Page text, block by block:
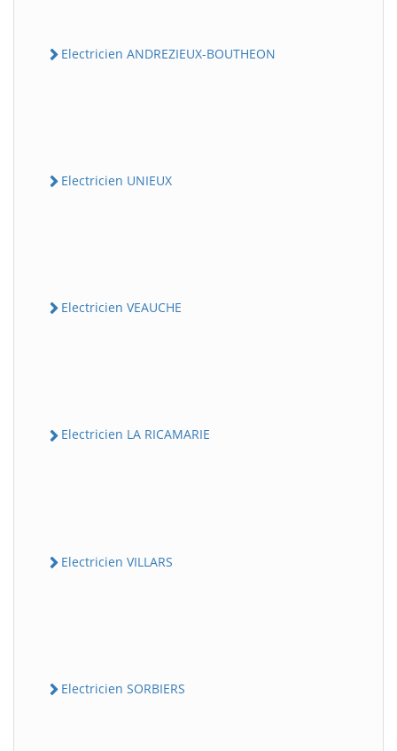
Electricien ANDREZIEUX-BOUTHEON
Electricien UNIEUX
Electricien VEAUCHE
Electricien LA RICAMARIE
Electricien VILLARS
Electricien SORBIERS